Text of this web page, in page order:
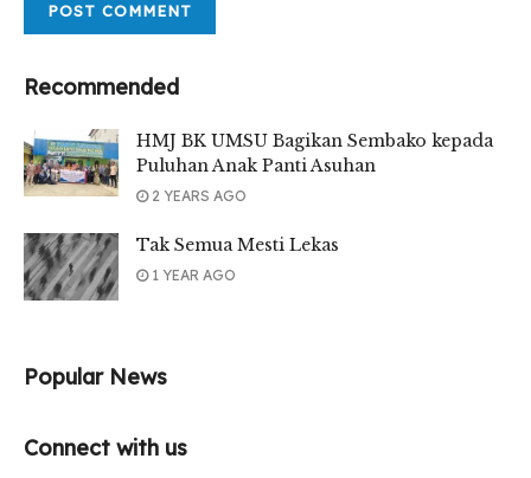
Recommended
HMJ BK UMSU Bagikan Sembako kepada
Puluhan Anak Panti Asuhan
2 YEARS AGO
Tak Semua Mesti Lekas
1 YEAR AGO
Popular News
Connect with us